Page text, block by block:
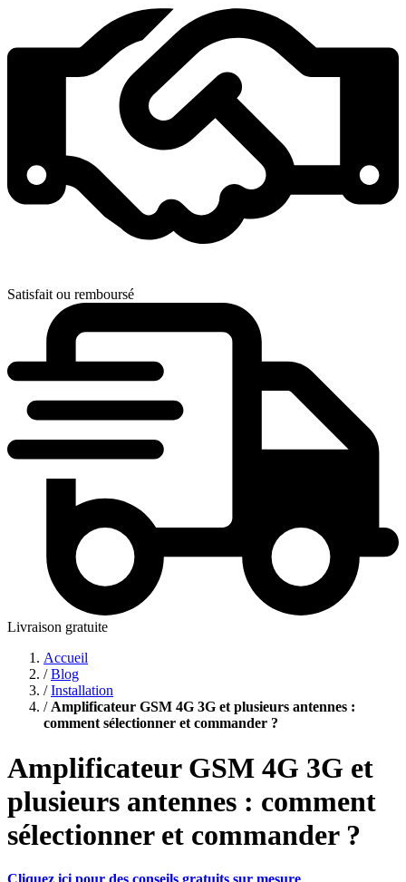
Satisfait ou remboursé
Livraison gratuite
Accueil
/Blog
/Installation
/ Amplificateur GSM 4G 3G et plusieurs antennes :
comment sélectionner et commander ?
Amplificateur GSM 4G 3G et
plusieurs antennes : comment
sélectionner et commander ?
Cliquez ici pour des conseils gratuits sur mesure